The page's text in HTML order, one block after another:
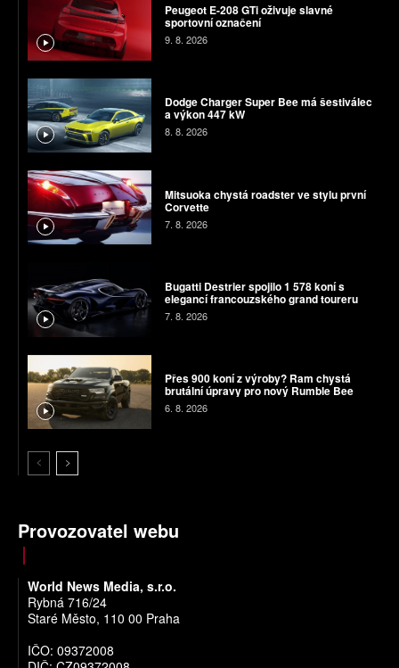
Peugeot E-208 GTi oživuje slavné
sportovní označení
9. 8. 2026
Dodge Charger Super Bee má šestiválec
a výkon 447 kW
8. 8. 2026
Mitsuoka chystá roadster ve stylu první
Corvette
7. 8. 2026
Bugatti Destrier spojilo 1 578 koní s
elegancí francouzského grand toureru
7. 8. 2026
Přes 900 koní z výroby? Ram chystá
brutální úpravy pro nový Rumble Bee
6. 8. 2026
Provozovatel webu
World News Media, s.r.o.
Rybná 716/24
Staré Město, 110 00 Praha
IČO: 09372008